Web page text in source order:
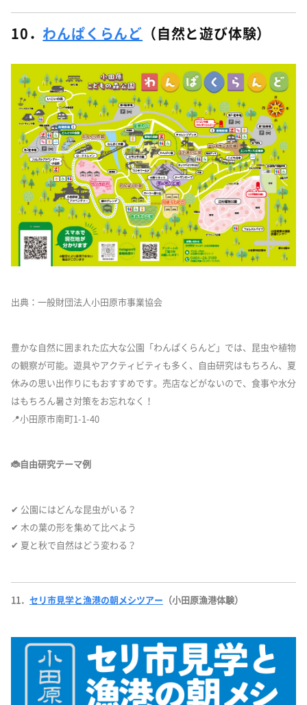
10． わんぱくらんど （自然と遊び体験）
出典：一般財団法人小田原市事業協会
豊かな自然に囲まれた広大な公園「わんぱくらんど」では、昆虫や植物
の観察が可能。遊具やアクティビティも多く、自由研究はもちろん、夏
休みの思い出作りにもおすすめです。売店などがないので、食事や水分
はもちろん暑さ対策をお忘れなく！
📍小田原市南町1-1-40
🐞自由研究テーマ例
✔ 公園にはどんな昆虫がいる？
✔ 木の葉の形を集めて比べよう
✔ 夏と秋で自然はどう変わる？
11． セリ市見学と漁港の朝メシツアー （小田原漁港体験）